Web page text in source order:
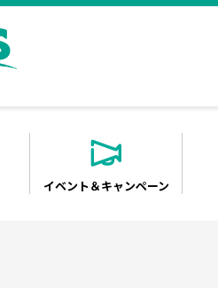
イベント＆キャンペーン